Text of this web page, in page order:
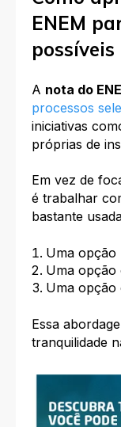
ENEM
possíveis
A nota do
processos
iniciativas
próprias de
Em vez de
é trabalhar
bastante
Uma opção
Uma opção
Uma opção
Essa
tranquilidade